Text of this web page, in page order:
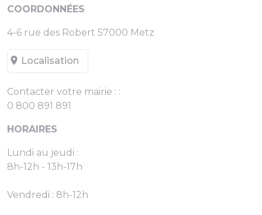
COORDONNÉES
4-6 rue des Robert 57000 Metz
Localisation
Contacter votre mairie : :
0 800 891 891
HORAIRES
Lundi au jeudi :
8h-12h - 13h-17h
Vendredi : 8h-12h